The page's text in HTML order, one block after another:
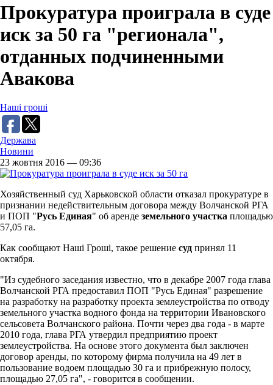
Прокуратура проиграла в суде
иск за 50 га "регионала",
отданных подчиненными
Авакова
Наші гроші
Держава
Новини
23 жовтня 2016 — 09:36
Хозяйственный суд Харьковской области отказал прокуратуре в
признании недействительным договора между Волчанской РГА
и ПОП "Русь Единая" об аренде земельного участка площадью
57,05 га.
Как сообщают Наші Гроші, такое решение суд принял 11
октября.
"Из судебного заседания известно, что в декабре 2007 года глава
Волчанской РГА предоставил ПОП "Русь Единая" разрешение
на разработку на разработку проекта землеустройства по отводу
земельного участка водного фонда на территории Ивановского
сельсовета Волчанского района. Почти через два года - в марте
2010 года, глава РГА утвердил предприятию проект
землеустройства. На основе этого документа был заключен
договор аренды, по которому фирма получила на 49 лет в
пользование водоем площадью 30 га и прибрежную полосу,
площадью 27,05 га", - говорится в сообщении.